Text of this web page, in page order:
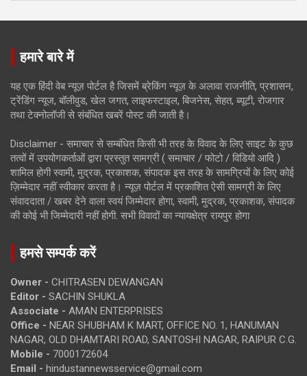
हमारे बारे में
यह एक हिंदी वेब न्यूज़ पोर्टल है जिसमें ब्रेकिंग न्यूज़ के अलावा राजनीति, प्रशासन,
ट्रेंडिंग न्यूज, बॉलीवुड, खेल जगत, लाइफस्टाइल, बिजनेस, सेहत, ब्यूटी, रोजगार
तथा टेक्नोलॉजी से संबंधित खबरें पोस्ट की जाती है।
Disclaimer - समाचार से सम्बंधित किसी भी तरह के विवाद के लिए साइट के कुछ
तत्वों में उपयोगकर्ताओं द्वारा प्रस्तुत सामग्री ( समाचार / फोटो / विडियो आदि )
शामिल होगी स्वामी, मुद्रक, प्रकाशक, संपादक इस तरह के सामग्रियों के लिए कोई
ज़िम्मेदार नहीं स्वीकार करता है। न्यूज़ पोर्टल में प्रकाशित ऐसी सामग्री के लिए
संवाददाता / खबर देने वाला स्वयं जिम्मेदार होगा, स्वामी, मुद्रक, प्रकाशक, संपादक
की कोई भी जिम्मेदारी नहीं होगी. सभी विवादों का न्यायक्षेत्र रायपुर होगा
हमसे सम्पर्क करें
Owner - CHITRASEN DEWANGAN
Editor - SACHIN SHUKLA
Associate - AMAN ENTERPRISES
Office - NEAR SHUBHAM K MART, OFFICE NO. 1, HANUMAN
NAGAR, OLD DHAMTARI ROAD, SANTOSHI NAGAR, RAIPUR C.G.
Mobile - 7000172604
Email - hindustannewsservice@gmail.com